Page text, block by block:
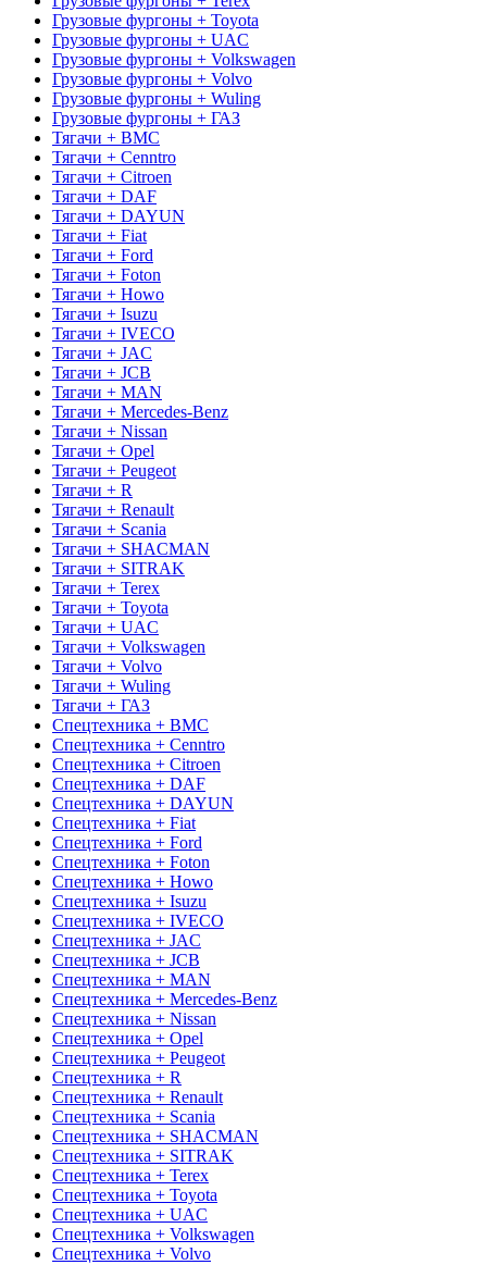
Грузовые фургоны + Toyota
Грузовые фургоны + UAC
Грузовые фургоны + Volkswagen
Грузовые фургоны + Volvo
Грузовые фургоны + Wuling
Грузовые фургоны + ГАЗ
Тягачи + BMC
Тягачи + Cenntro
Тягачи + Citroen
Тягачи + DAF
Тягачи + DAYUN
Тягачи + Fiat
Тягачи + Ford
Тягачи + Foton
Тягачи + Howo
Тягачи + Isuzu
Тягачи + IVECO
Тягачи + JAC
Тягачи + JCB
Тягачи + MAN
Тягачи + Mercedes-Benz
Тягачи + Nissan
Тягачи + Opel
Тягачи + Peugeot
Тягачи + R
Тягачи + Renault
Тягачи + Scania
Тягачи + SHACMAN
Тягачи + SITRAK
Тягачи + Terex
Тягачи + Toyota
Тягачи + UAC
Тягачи + Volkswagen
Тягачи + Volvo
Тягачи + Wuling
Тягачи + ГАЗ
Спецтехника + BMC
Спецтехника + Cenntro
Спецтехника + Citroen
Спецтехника + DAF
Спецтехника + DAYUN
Спецтехника + Fiat
Спецтехника + Ford
Спецтехника + Foton
Спецтехника + Howo
Спецтехника + Isuzu
Спецтехника + IVECO
Спецтехника + JAC
Спецтехника + JCB
Спецтехника + MAN
Спецтехника + Mercedes-Benz
Спецтехника + Nissan
Спецтехника + Opel
Спецтехника + Peugeot
Спецтехника + R
Спецтехника + Renault
Спецтехника + Scania
Спецтехника + SHACMAN
Спецтехника + SITRAK
Спецтехника + Terex
Спецтехника + Toyota
Спецтехника + UAC
Спецтехника + Volkswagen
Спецтехника + Volvo